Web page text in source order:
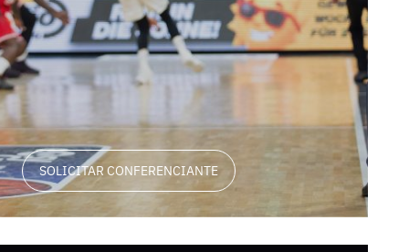
SOLICITAR CONFERENCIANTE